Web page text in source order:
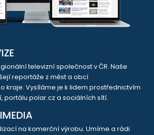
televizní společnost v ČR. Naše
reportáže z měst a obcí
kraje. Vysíláme je k lidem prostřednictvím
portálu polar.cz a sociálních sítí.
na komerční výrobu. Umíme a rádi